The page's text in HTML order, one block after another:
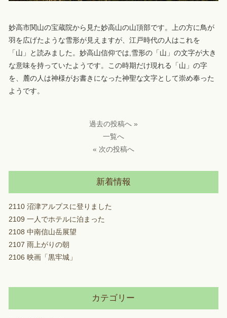
妙高市関山の宝蔵院から見た妙高山の山頂部です。上の方に鳥が
羽を広げたような雪形が見えますが、江戸時代の人はこれを
「山」と読みました。妙高山信仰では,雪形の「山」の文字が大き
な意味を持っていたようです。この時期だけ現れる「山」の字
を、麓の人は神様がお書きになった神聖な文字として崇め奉った
ようです。
過去の投稿へ »
一覧へ
« 次の投稿へ
新着情報
2110 沼津アルプスに登りました
2109 一人でホテルに泊まった
2108 中南信山岳展望
2107 雨上がりの朝
2106 映画「黒牢城」
カテゴリー